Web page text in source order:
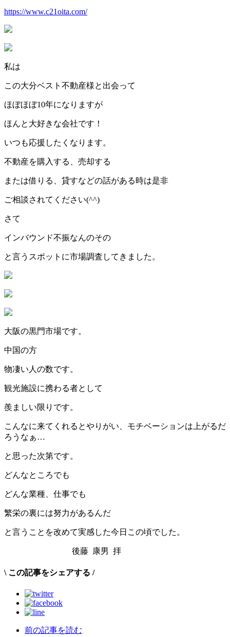
https://www.c21oita.com/
私は
この大分ベスト不動産様と出会って
ほぼほぼ10年になりますが
ほんと大好きな会社です！
いつも応援したくなります。
不動産を購入する、売却する
または借りる、貸すなどの話がある時は是非
ご相談されてください(^^)
さて
インバウンド不振なんのその
と言うスポットに市場調査してきました。
大阪の黒門市場です。
中国の方
物凄い人の数です。
観光施設に携わる者として
羨ましい限りです。
こんなに来てくれるとやりがい、モチベーションは上がるだ
ろうなぁ…
と思った次第です。
どんなところでも
どんな業種、仕事でも
繁栄の裏には努力があるんだ
と言うことを改めて実感した今日この頃でした。
後藤 康男 拝
\この記事をシェアする /
前の記事を読む